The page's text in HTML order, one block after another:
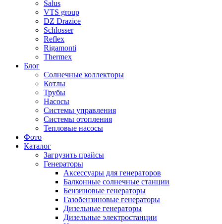
Salus
VTS group
DZ Drazice
Schlosser
Reflex
Rigamonti
Thermex
Блог
Солнечные коллекторы
Котлы
Трубы
Насосы
Системы управления
Системы отопления
Тепловые насосы
Фото
Каталог
Загрузить прайсы
Генераторы
Аксессуары для генераторов
Балконные солнечные станции
Бензиновые генераторы
Газобензиновые генераторы
Дизельные генераторы
Дизельные электростанции